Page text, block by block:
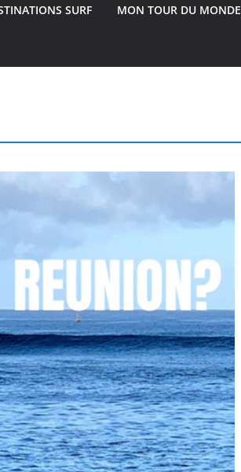
SURF MON TOUR DU MONDE